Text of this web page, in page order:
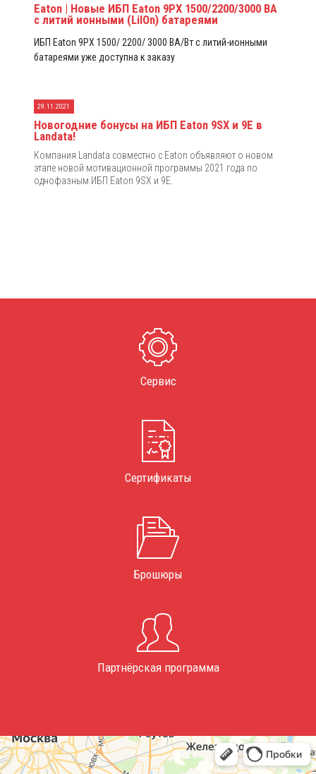
Eaton | Новые ИБП Eaton 9PX 1500/2200/3000 ВА
с литий ионными (LiIOn) батареями
ИБП Eaton 9PX 1500/ 2200/ 3000 ВА/Вт с литий-ионными
батареями уже доступна к заказу
29.11.2021
Новогодние бонусы на ИБП Eaton 9SX и 9E в
Landata!
Компания Landata совместно с Eaton объявляют о новом
этапе новой мотивационной программы 2021 года по
однофазным ИБП Eaton 9SX и 9E.
Сервис
Сертификаты
Брошюры
Партнёрская программа